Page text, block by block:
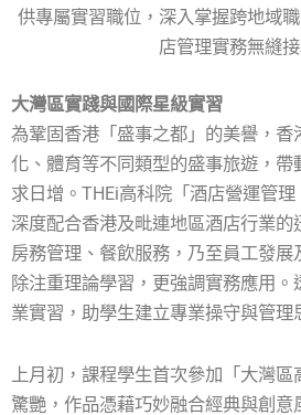
供專屬實習職位，深入掌握跨地域
店管理實務無縫接
大灣區實踐與國際星級實習
為鞏固香港「盛事之都」的美譽，香
化、體育等不同類型的盛事旅遊，帶
求日增。THEi高科院「酒店營運管
深度配合香港及毗連地區酒店行業的
房務管理、餐飲服務，乃至員工發展
除注重理論學習，更強調實務應用
業實習，助學生建立專業操守與管理
上月初，課程學生首次參加「大灣
驚艷，作品憑藉巧妙融合經典與創